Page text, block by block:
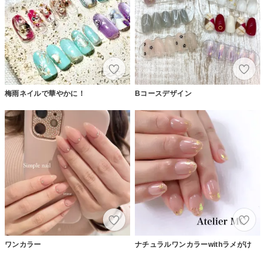
梅雨ネイルで華やかに！ Bコースデザイン
ワンカラー ナチュラルワンカラーwithラメがけ